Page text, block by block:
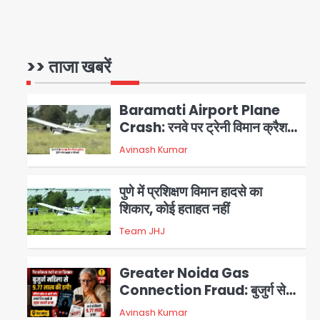
>> ताजा खबरें
1
जारी
2
Baramati Airport Plane
Crash: रनवे पर ट्रेनी विमान क्रैश,
जांच शुरू
Avinash Kumar
3
पुणे में प्रशिक्षण विमान हादसे का
शिकार, कोई हताहत नहीं
Team JHJ
Greater Noida Gas
Connection Fraud: बुजुर्ग से
वीडियो कॉल पर 9.77 लाख की साइबर
Avinash Kumar